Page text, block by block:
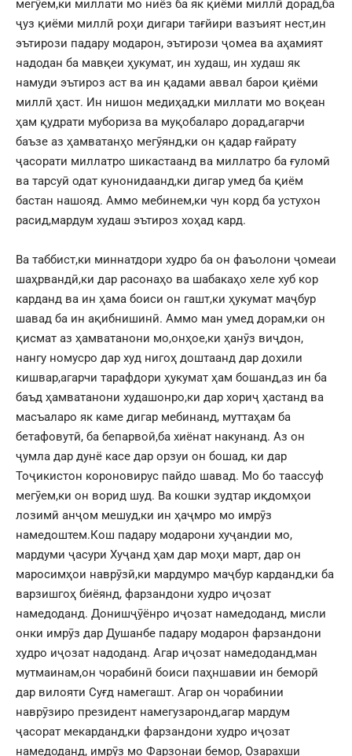
мегӯем,ки миллати мо ниёз ба як қиёми миллӣ дорад,ба
ҷуз қиёми миллӣ роҳи дигари тағйири вазъият нест,ин
эътирози падару модарон, эътирози ҷомеа ва аҳамият
надодан ба мавқеи ҳукумат, ин худаш, ин худаш як
намуди эътироз аст ва ин қадами аввал барои қиёми
миллӣ ҳаст. Ин нишон медиҳад,ки миллати мо воқеан
ҳам қудрати мубориза ва муқобаларо дорад,агарчи
баъзе аз ҳамватанҳо мегӯянд,ки он қадар ғайрату
ҷасорати миллатро шикастаанд ва миллатро ба ғуломӣ
ва тарсуӣ одат кунонидаанд,ки дигар умед ба қиём
бастан нашояд. Аммо мебинем,ки чун корд ба устухон
расид,мардум худаш эътироз хоҳад кард.
Ва таббист,ки миннатдори худро ба он фаъолони ҷомеаи
шаҳрвандӣ,ки дар расонаҳо ва шабакаҳо хеле хуб кор
карданд ва ин ҳама боиси он гашт,ки ҳукумат маҷбур
шавад ба ин ақибнишинӣ. Аммо ман умед дорам,ки он
қисмат аз ҳамватанони мо,онҳое,ки ҳанӯз виҷдон,
нангу номусро дар худ нигоҳ доштаанд дар дохили
кишвар,агарчи тарафдори ҳукумат ҳам бошанд,аз ин ба
баъд ҳамватанони худашонро,ки дар хориҷ ҳастанд ва
масъаларо як каме дигар мебинанд, муттаҳам ба
бетафовутӣ, ба бепарвоӣ,ба хиёнат накунанд. Аз он
ҷумла дар дунё касе дар орзуи он бошад, ки дар
Тоҷикистон короновирус пайдо шавад. Мо бо таассуф
мегӯем,ки он ворид шуд. Ва кошки зудтар иқдомҳои
лозимӣ анҷом мешуд,ки ин ҳаҷмро мо имрӯз
намедоштем.Кош падару модарони хуҷандии мо,
мардуми ҷасури Хуҷанд ҳам дар моҳи март, дар он
маросимҳои наврӯзӣ,ки мардумро маҷбур карданд,ки ба
варзишгоҳ биёянд, фарзандони худро иҷозат
намедоданд. Донишҷӯёнро иҷозат намедоданд, мисли
онки имрӯз дар Душанбе падару модарон фарзандони
худро иҷозат надоданд. Агар иҷозат намедоданд,ман
мутмаинам,он чорабинӣ боиси паҳншавии ин беморӣ
дар вилояти Суғд намегашт. Агар он чорабинии
наврӯзиро президент намегузаронд,агар мардум
ҷасорат мекарданд,ки фарзандони худро иҷозат
намедоданд, имрӯз мо Фарзонаи бемор, Озарахши